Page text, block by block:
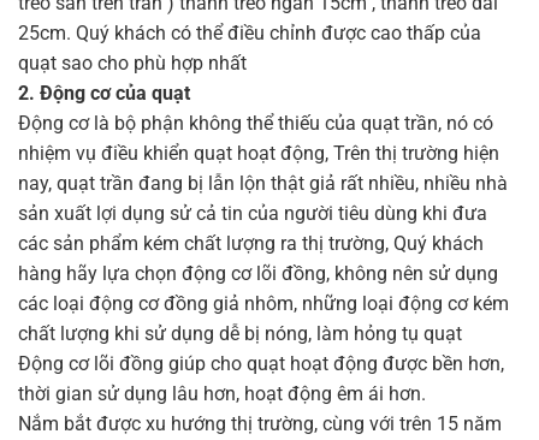
25cm. Quý khách có thể điều chỉnh được cao thấp của
quạt sao cho phù hợp nhất
2. Động cơ của quạt
Động cơ là bộ phận không thể thiếu của quạt trần, nó có
nhiệm vụ điều khiển quạt hoạt động, Trên thị trường hiện
nay, quạt trần đang bị lẫn lộn thật giả rất nhiều, nhiều nhà
sản xuất lợi dụng sử cả tin của người tiêu dùng khi đưa
các sản phẩm kém chất lượng ra thị trường, Quý khách
hàng hãy lựa chọn động cơ lõi đồng, không nên sử dụng
các loại động cơ đồng giả nhôm, những loại động cơ kém
chất lượng khi sử dụng dễ bị nóng, làm hỏng tụ quạt
Động cơ lõi đồng giúp cho quạt hoạt động được bền hơn,
thời gian sử dụng lâu hơn, hoạt động êm ái hơn.
Nắm bắt được xu hướng thị trường, cùng với trên 15 năm